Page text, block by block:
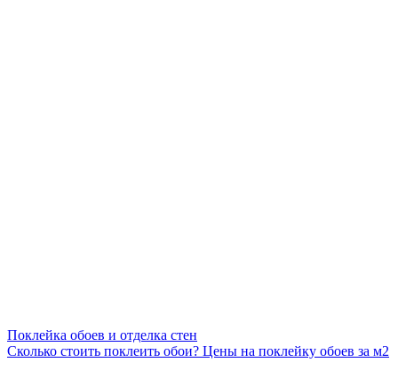
Поклейка обоев и отделка стен
Сколько стоить поклеить обои? Цены на поклейку обоев за м2